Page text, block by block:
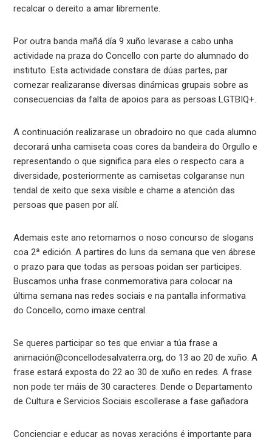
recalcar o dereito a amar libremente.
Por outra banda mañá día 9 xuño levarase a cabo unha
actividade na praza do Concello con parte do alumnado do
instituto. Esta actividade constara de dúas partes, par
comezar realizaranse diversas dinámicas grupais sobre as
consecuencias da falta de apoios para as persoas LGTBIQ+.
A continuación realizarase un obradoiro no que cada alumno
decorará unha camiseta coas cores da bandeira do Orgullo e
representando o que significa para eles o respecto cara a
diversidade, posteriormente as camisetas colgaranse nun
tendal de xeito que sexa visible e chame a atención das
persoas que pasen por alí.
Ademais este ano retomamos o noso concurso de slogans
coa 2ª edición. A partires do luns da semana que ven ábrese
o prazo para que todas as persoas poidan ser participes.
Buscamos unha frase conmemorativa para colocar na
última semana nas redes sociais e na pantalla informativa
do Concello, como imaxe central.
Se queres participar so tes que enviar a túa frase a
animación@concellodesalvaterra.org, do 13 ao 20 de xuño. A
frase estará exposta do 22 ao 30 de xuño en redes. A frase
non pode ter máis de 30 caracteres. Dende o Departamento
de Cultura e Servicios Sociais escollerase a fase gañadora
Concienciar e educar as novas xeracións é importante para